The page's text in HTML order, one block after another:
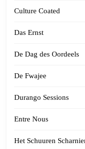
Culture Coated
Das Ernst
De Dag des Oordeels
De Fwajee
Durango Sessions
Entre Nous
Het Schuuren